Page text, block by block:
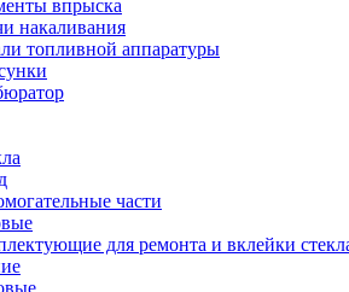
впрыска
накаливания
топливной аппаратуры
части
для ремонта и вклейки